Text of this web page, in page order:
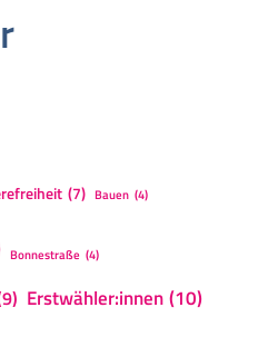
(7) Bauen (4)
Bonnestraße (4)
Erstwähler:innen (10)